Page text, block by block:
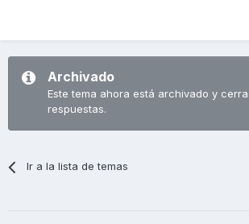
Archivado
Este tema ahora está archivado y
respuestas.
Ir a la lista de temas